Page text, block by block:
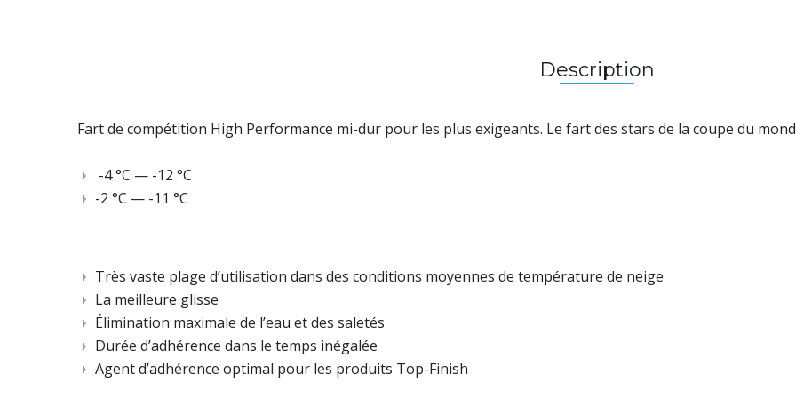
Description
Fart de compétition High Performance mi-dur pour les plus exigeants. Le fart des stars de la coupe du
-4 °C — -12 °C
-2 °C — -11 °C
Très vaste plage d’utilisation dans des conditions moyennes de température de neige
La meilleure glisse
Élimination maximale de l’eau et des saletés
Durée d’adhérence dans le temps inégalée
Agent d’adhérence optimal pour les produits Top-Finish